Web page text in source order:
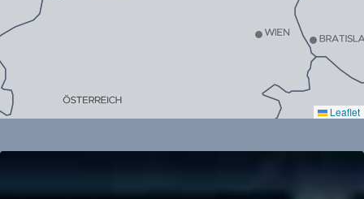
Leaflet